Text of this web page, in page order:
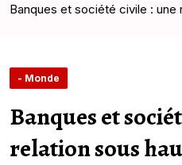
Banques et société civile : une
- Monde
Banques et
relation sous